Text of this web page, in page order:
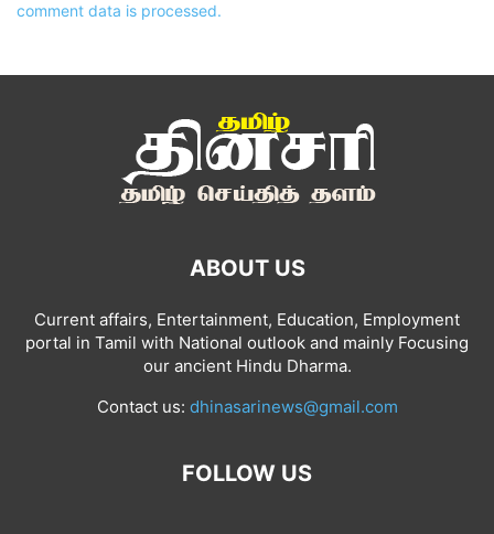
comment data is processed.
ABOUT US
Current affairs, Entertainment, Education, Employment
portal in Tamil with National outlook and mainly Focusing
our ancient Hindu Dharma.
Contact us: dhinasarinews@gmail.com
FOLLOW US